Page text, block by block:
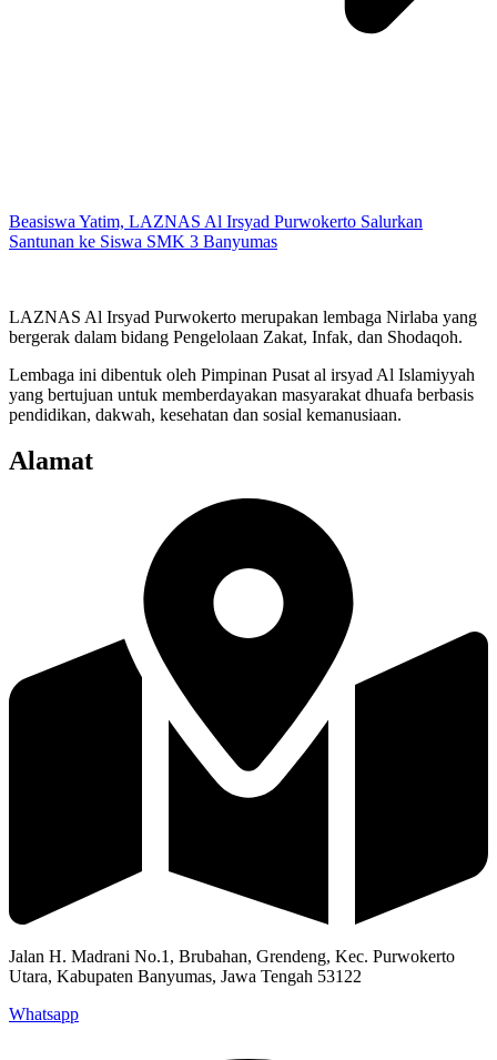
Beasiswa Yatim, LAZNAS Al Irsyad Purwokerto Salurkan
Santunan ke Siswa SMK 3 Banyumas
LAZNAS Al Irsyad Purwokerto merupakan lembaga Nirlaba yang
bergerak dalam bidang Pengelolaan Zakat, Infak, dan Shodaqoh.
Lembaga ini dibentuk oleh Pimpinan Pusat al irsyad Al Islamiyyah
yang bertujuan untuk memberdayakan masyarakat dhuafa berbasis
pendidikan, dakwah, kesehatan dan sosial kemanusiaan.
Alamat
Jalan H. Madrani No.1, Brubahan, Grendeng, Kec. Purwokerto
Utara, Kabupaten Banyumas, Jawa Tengah 53122​
Whatsapp